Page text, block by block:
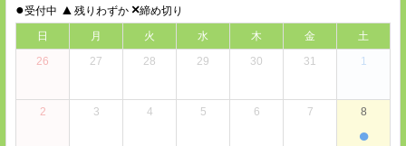
●受付中 ▲ 残りわずか ×締め切り
日
月 火 水 木 金
土
26
27 28 29 30 31 1
2 3 4 5 6 7 8
●